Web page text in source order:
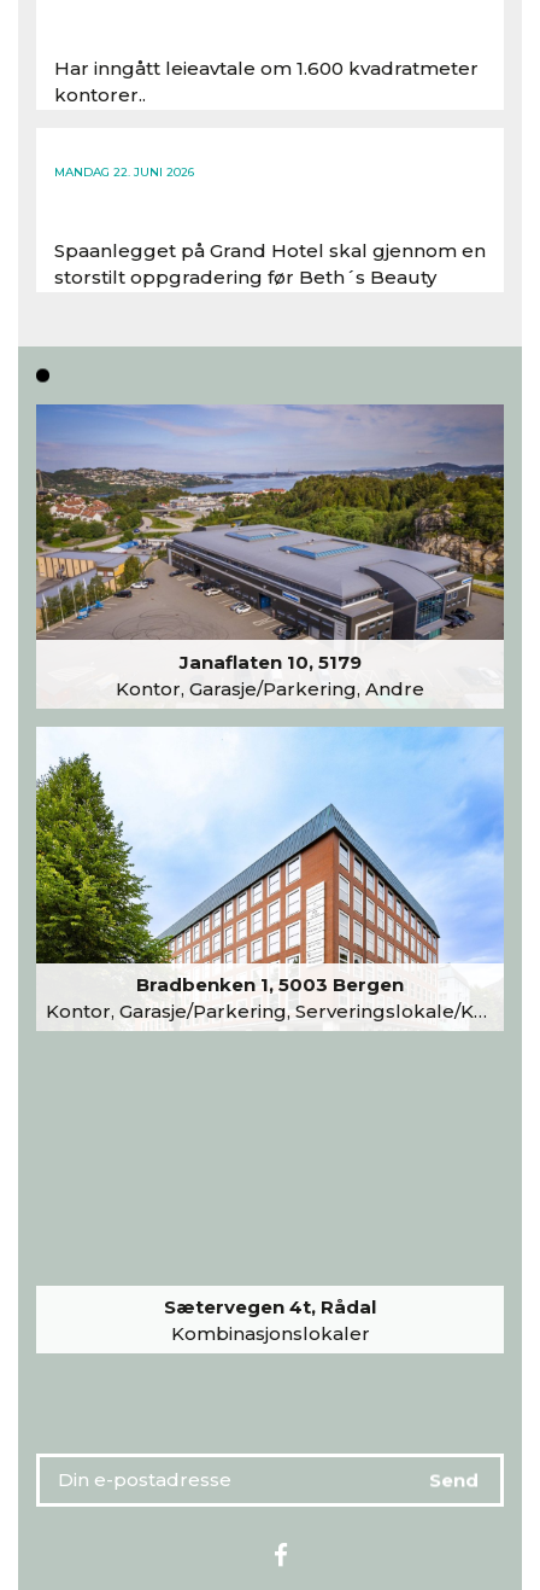
Har inngått leieavtale om 1.600 kvadratmeter
kontorer..
MANDAG 22. JUNI 2026
Spaanlegget på Grand Hotel skal gjennom en
storstilt oppgradering før Beth´s Beauty
Les hele artikkelen
Janaflaten 10, 5179
Kontor, Garasje/Parkering, Andre
Bradbenken 1, 5003 Bergen
Kontor, Garasje/Parkering, Serveringslokale/Kantine, Undervisning/Arrangement
Sætervegen 4t, Rådal
Kombinasjonslokaler